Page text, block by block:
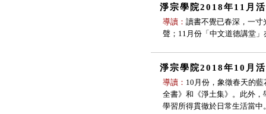
淨宗學院2018年11月
導讀： 讀書不覺已春深，一
聲；11月份「中文道德講堂
淨宗學院2018年10月
導讀： 10月份，象徵春天的
全書》和《淨土集》。此外
學習所得貫徹於日常生活當中